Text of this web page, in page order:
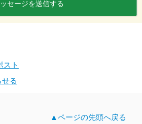
ト
る
▲ページの先頭へ戻る